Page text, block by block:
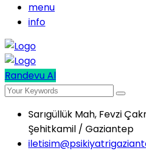
menu
info
Randevu Al
Sarıgüllük Mah, Fevzi
Şehitkamil / Gaziantep